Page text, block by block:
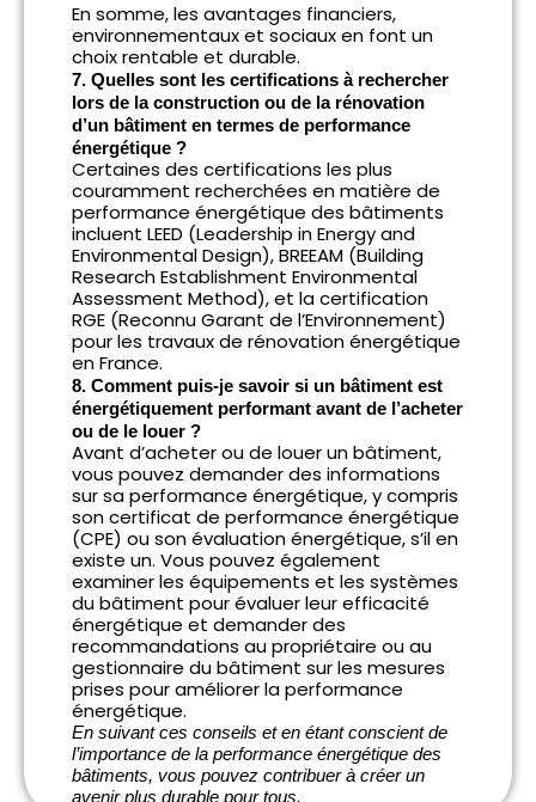
En somme, les avantages financiers,
environnementaux et sociaux en font un
choix rentable et durable.
7. Quelles sont les certifications à rechercher
lors de la construction ou de la rénovation
d’un bâtiment en termes de performance
énergétique ?
Certaines des certifications les plus
couramment recherchées en matière de
performance énergétique des bâtiments
incluent LEED (Leadership in Energy and
Environmental Design), BREEAM (Building
Research Establishment Environmental
Assessment Method), et la certification
RGE (Reconnu Garant de l’Environnement)
pour les travaux de rénovation énergétique
en France.
8. Comment puis-je savoir si un bâtiment est
énergétiquement performant avant de l’acheter
ou de le louer ?
Avant d’acheter ou de louer un bâtiment,
vous pouvez demander des informations
sur sa performance énergétique, y compris
son certificat de performance énergétique
(CPE) ou son évaluation énergétique, s’il en
existe un. Vous pouvez également
examiner les équipements et les systèmes
du bâtiment pour évaluer leur efficacité
énergétique et demander des
recommandations au propriétaire ou au
gestionnaire du bâtiment sur les mesures
prises pour améliorer la performance
énergétique.
En suivant ces conseils et en étant conscient de
l’importance de la performance énergétique des
bâtiments, vous pouvez contribuer à créer un
avenir plus durable pour tous.